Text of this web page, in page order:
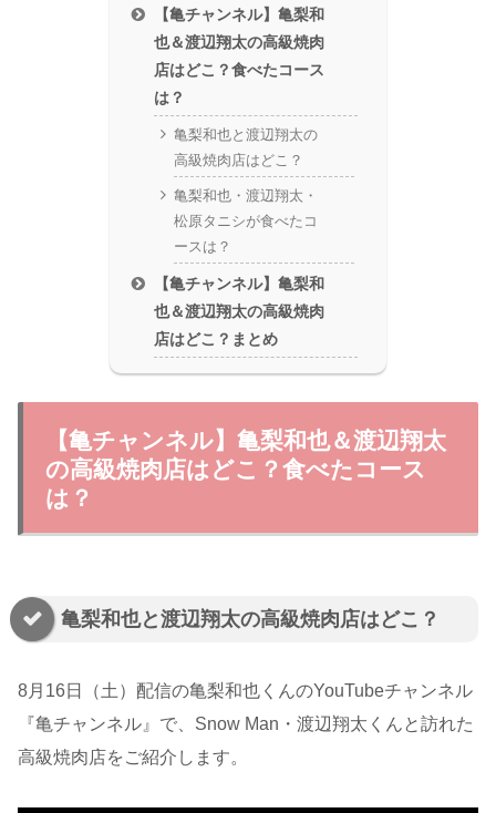
【亀チャンネル】亀梨和
也＆渡辺翔太の高級焼肉
店はどこ？食べたコース
は？
亀梨和也と渡辺翔太の
高級焼肉店はどこ？
亀梨和也・渡辺翔太・
松原タニシが食べたコ
ースは？
【亀チャンネル】亀梨和
也＆渡辺翔太の高級焼肉
店はどこ？まとめ
【亀チャンネル】亀梨和也＆渡辺翔太
の高級焼肉店はどこ？食べたコース
は？
亀梨和也と渡辺翔太の高級焼肉店はどこ？
8月16日（土）配信の亀梨和也くんのYouTubeチャンネル
『亀チャンネル』で、Snow Man・渡辺翔太くんと訪れた
高級焼肉店をご紹介します。